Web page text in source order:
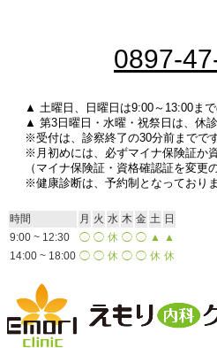
0897-
▲ 土曜日、日曜日は9:00～13:00まで
▲ 第3日曜日・水曜・祝祭日は、休診
※受付は、診察終了の30分前までです
※月初めには、必ずマイナ保険証か
（マイナ保険証・資格確認証を変更
※健康診断は、予約制となっておりま
時間 月 火 水 木 金 土 日
9:00 ~ 12:30
◯ ◯ 休 ◯ ◯ ▲ ▲
14:00 ~ 18:00 ◯ ◯ 休 ◯ ◯ 休 休